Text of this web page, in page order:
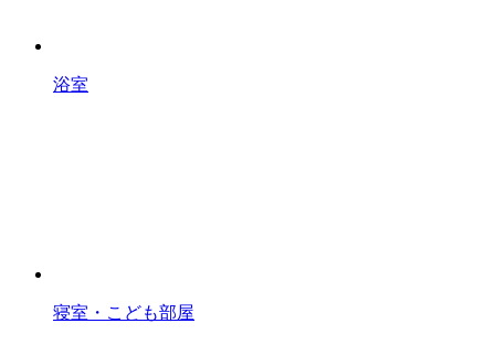
浴室
寝室・こども部屋